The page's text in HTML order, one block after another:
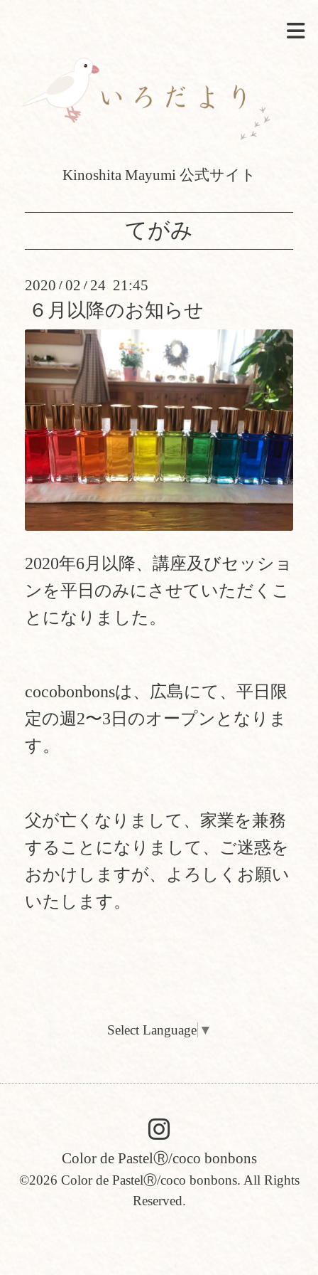
Kinoshita Mayumi 公式サイト
てがみ
2020 / 02 / 24 21:45
６月以降のお知らせ
2020年6月以降、 講座及びセッショ
ンを平日のみにさせていただくこ
とになりました。
cocobonbonsは、広島にて、平日限
定の週2〜3日のオープンとなりま
す。
父が亡くなりまして、家業を兼務
することになりまして、ご迷惑を
おかけしますが、
よろしくお願い
いたします。
Select Language ▼
Color de PastelⓇ/coco bonbons
©2026 Color de PastelⓇ/coco bonbons. All Rights
Reserved.